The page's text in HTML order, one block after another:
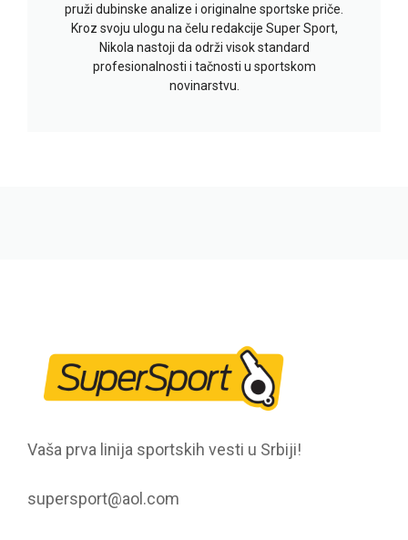
pruži dubinske analize i originalne sportske priče.
Kroz svoju ulogu na čelu redakcije Super Sport,
Nikola nastoji da održi visok standard
profesionalnosti i tačnosti u sportskom
novinarstvu.
Vaša prva linija sportskih vesti u Srbiji!
supersport@aol.com